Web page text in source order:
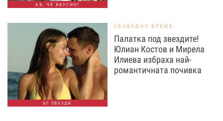
АХ, ЧЕ ВКУСНО!
БГ ЗВЕЗДИ
СВОБОДНО ВРЕМЕ
Палатка под звездите!
Юлиан Костов и Мирела
Илиева избраха най-
романтичната почивка